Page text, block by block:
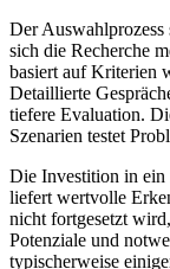
Der
sich die Recherche
basiert auf Kriterien
Detaillierte
tiefere Evaluation.
Szenarien testet
Die Investition in
liefert wertvolle
nicht fortgesetzt
Potenziale und
typischerweise